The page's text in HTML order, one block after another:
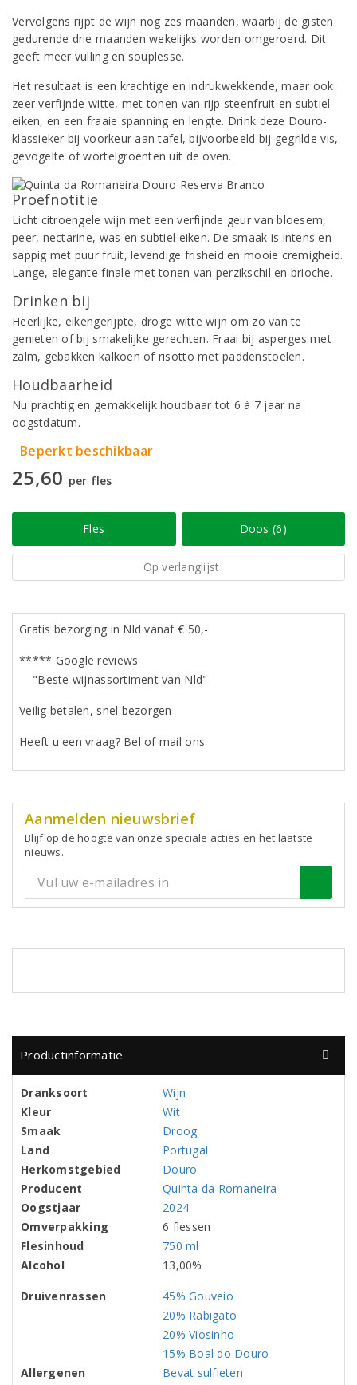
Vervolgens rijpt de wijn nog zes maanden, waarbij de gisten
gedurende drie maanden wekelijks worden omgeroerd. Dit
geeft meer vulling en souplesse.
Het resultaat is een krachtige en indrukwekkende, maar ook
zeer verfijnde witte, met tonen van rijp steenfruit en subtiel
eiken, en een fraaie spanning en lengte. Drink deze Douro-
klassieker bij voorkeur aan tafel, bijvoorbeeld bij gegrilde vis,
gevogelte of wortelgroenten uit de oven.
Proefnotitie
Licht citroengele wijn met een verfijnde geur van bloesem,
peer, nectarine, was en subtiel eiken. De smaak is intens en
sappig met puur fruit, levendige frisheid en mooie cremigheid.
Lange, elegante finale met tonen van perzikschil en brioche.
Drinken bij
Heerlijke, eikengerijpte, droge witte wijn om zo van te
genieten of bij smakelijke gerechten. Fraai bij asperges met
zalm, gebakken kalkoen of risotto met paddenstoelen.
Houdbaarheid
Nu prachtig en gemakkelijk houdbaar tot 6 à 7 jaar na
oogstdatum.
Beperkt beschikbaar
25,60 per fles
Fles Doos (6)
Op verlanglijst
Gratis bezorging in Nld vanaf € 50,-
***** Google reviews
"Beste wijnassortiment van Nld"
Veilig betalen, snel bezorgen
Heeft u een vraag? Bel of mail ons
Aanmelden nieuwsbrief
Blijf op de hoogte van onze speciale acties en het laatste
nieuws.
Productinformatie
Dranksoort
Wijn
Kleur
Wit
Smaak
Droog
Land
Portugal
Herkomstgebied
Douro
Producent
Quinta da Romaneira
Oogstjaar
2024
Omverpakking
6 flessen
Flesinhoud
750 ml
Alcohol
13,00%
Druivenrassen
45% Gouveio
20% Rabigato
20% Viosinho
15% Boal do Douro
Allergenen
Bevat sulfieten